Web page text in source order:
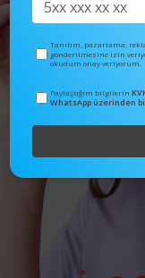
Tanıtım, pazarlama,
gönderilmesine izin
okudum onay veriyorum.
Paylaştığım bilgilerin
WhatsApp üzerinden